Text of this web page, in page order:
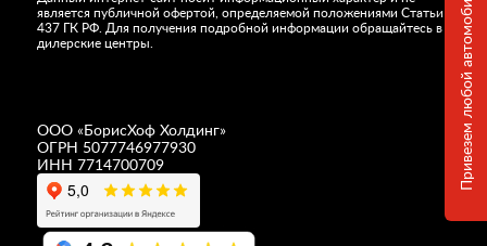
является публичной офертой, определяемой положениями Статьи
437 ГК РФ. Для получения подробной информации обращайтесь в
дилерские центры.
ООО «БорисХоф Холдинг»
ОГРН 5077746977930
ИНН 7714700709